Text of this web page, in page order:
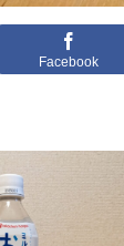
Facebook